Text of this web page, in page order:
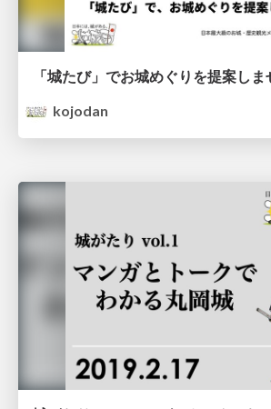
「城たび」でお城めぐりを提案しま
kojodan